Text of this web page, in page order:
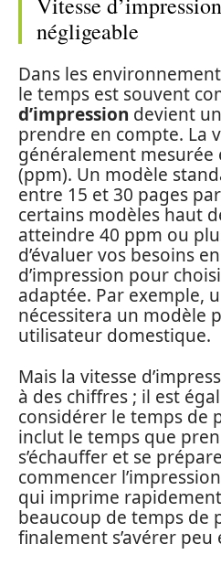
négligeable
Dans les
le temps est souvent
d’impression devient
prendre en compte. La
généralement
(ppm). Un modèle
entre 15 et 30 pages
certains modèles haut
atteindre 40 ppm ou
d’évaluer vos besoins
d’impression pour
adaptée. Par exemple,
nécessitera un modèle
utilisateur domestique.
Mais la vitesse
à des chiffres ; il est
considérer le temps de
inclut le temps que
s’échauffer et se
commencer
qui imprime
beaucoup de temps de
finalement s’avérer peu